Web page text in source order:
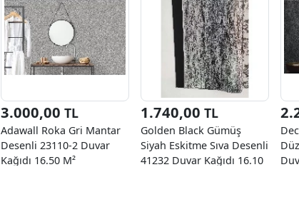
3.000,00 TL
Adawall Roka Gri Mantar
Desenli 23110-2 Duvar
Kağıdı 16.50 M²
1.740,00 TL
Golden Black Gümüş
Siyah Eskitme Sıva Desenli
41232 Duvar Kağıdı 16.10